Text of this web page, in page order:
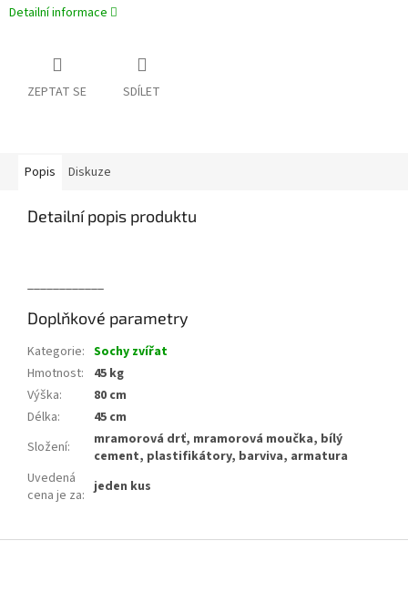
Detailní informace
ZEPTAT SE SDÍLET
Popis Diskuze
Detailní popis produktu
____________
Doplňkové parametry
Kategorie: Sochy zvířat
Hmotnost:
45 kg
Výška:
80 cm
Délka:
45 cm
Složení:
mramorová drť, mramorová moučka, bílý
cement, plastifikátory, barviva, armatura
Uvedená
cena je za: jeden kus